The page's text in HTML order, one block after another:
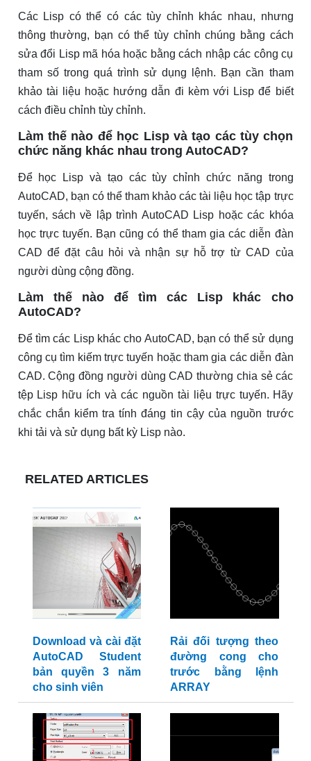
Các Lisp có thể có các tùy chỉnh khác nhau, nhưng
thông thường, bạn có thể tùy chỉnh chúng bằng cách
sửa đổi Lisp mã hóa hoặc bằng cách nhập các công cụ
tham số trong quá trình sử dụng lệnh. Bạn cần tham
khảo tài liệu hoặc hướng dẫn đi kèm với Lisp để biết
cách điều chỉnh tùy chỉnh.
Làm thế nào để học Lisp và tạo các tùy chọn
chức năng khác nhau trong AutoCAD?
Để học Lisp và tạo các tùy chỉnh chức năng trong
AutoCAD, bạn có thể tham khảo các tài liệu học tập trực
tuyến, sách về lập trình AutoCAD Lisp hoặc các khóa
học trực tuyến. Bạn cũng có thể tham gia các diễn đàn
CAD để đặt câu hỏi và nhận sự hỗ trợ từ CAD của
người dùng cộng đồng.
Làm thế nào để tìm các Lisp khác cho
AutoCAD?
Để tìm các Lisp khác cho AutoCAD, bạn có thể sử dụng
công cụ tìm kiếm trực tuyến hoặc tham gia các diễn đàn
CAD. Cộng đồng người dùng CAD thường chia sẻ các
tệp Lisp hữu ích và các nguồn tài liệu trực tuyến. Hãy
chắc chắn kiểm tra tính đáng tin cậy của nguồn trước
khi tải và sử dụng bất kỳ Lisp nào.
RELATED ARTICLES
Download và cài đặt
AutoCAD Student
bản quyền 3 năm
cho sinh viên
Rải đối tượng theo
đường cong cho
trước bằng lệnh
ARRAY